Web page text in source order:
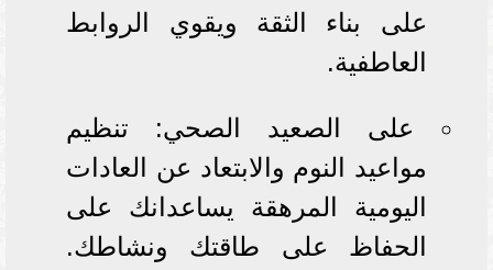
على بناء الثقة ويقوي الروابط
العاطفية.
على الصعيد الصحي: تنظيم
مواعيد النوم والابتعاد عن العادات
اليومية المرهقة يساعدانك على
الحفاظ على طاقتك ونشاطك.